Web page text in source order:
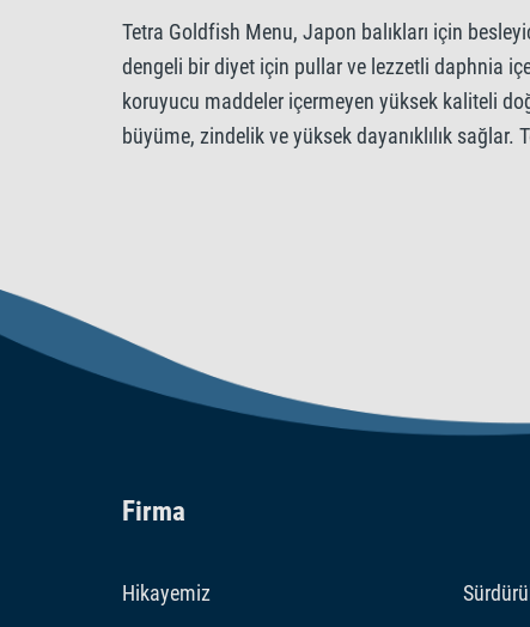
Tetra Goldfish Menu, Japon balıkları için
dengeli bir diyet için pullar ve lezzetli daphnia
koruyucu maddeler içermeyen yüksek kaliteli
büyüme, zindelik ve yüksek dayanıklılık
Firma
Hikayemiz